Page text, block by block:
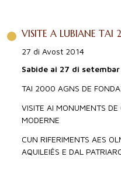
VISITE A LUBIANE
27 di Avost 2014
Sabide ai 27 di
TAI 2000 AGNS DE
VISITE AI MONUMENTS
MODERNE
CUN RIFERIMENTS AES
AQUILEIÊS E DAL